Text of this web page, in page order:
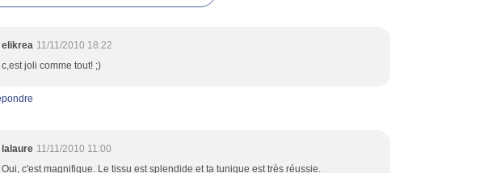
elikrea 11/11/2010 18:22
c,est joli comme tout! ;)
lalaure 11/11/2010 11:00
Oui, c'est magnifique. Le tissu est splendide et ta tunique est très réussie.